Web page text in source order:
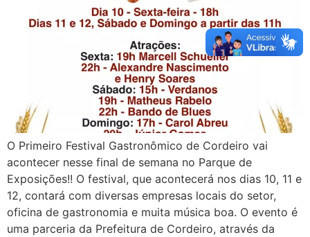
O Primeiro Festival Gastronômico de Cordeiro vai
acontecer nesse final de semana no Parque de
Exposições!! O festival, que acontecerá nos dias 10, 11 e
12, contará com diversas empresas locais do setor,
oficina de gastronomia e muita música boa. O evento é
uma parceria da Prefeitura de Cordeiro, através da